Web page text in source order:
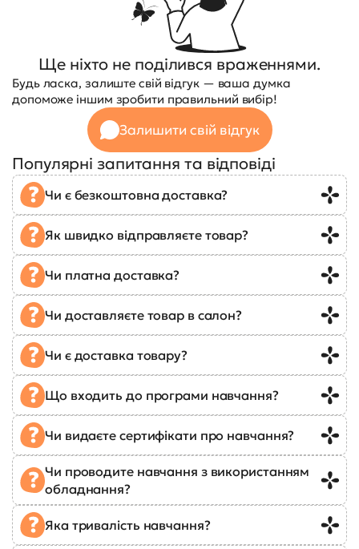
Ще ніхто не поділився враженнями.
Будь ласка, залиште свій відгук — ваша думка
допоможе іншим зробити правильний вибір!
Залишити свій відгук
Популярні запитання та відповіді
Чи є безкоштовна доставка?
Як швидко відправляєте товар?
Чи платна доставка?
Чи доставляєте товар в салон?
Чи є доставка товару?
Що входить до програми навчання?
Чи видаєте сертифікати про навчання?
Чи проводите навчання з використанням
обладнання?
Яка тривалість навчання?